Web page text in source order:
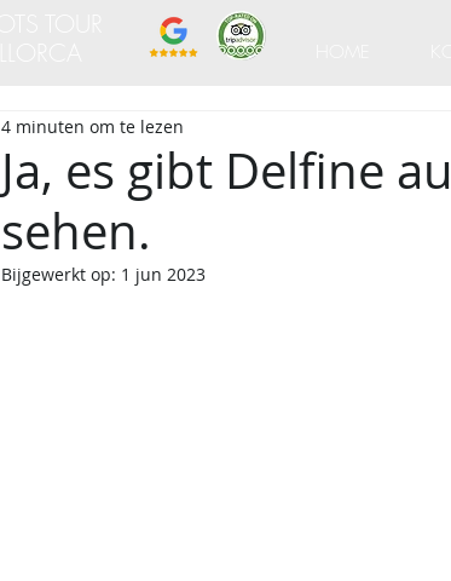
Ja, es gibt Delfine
sehen.
4 minuten om te lezen
Bijgewerkt op: 1 jun 2023